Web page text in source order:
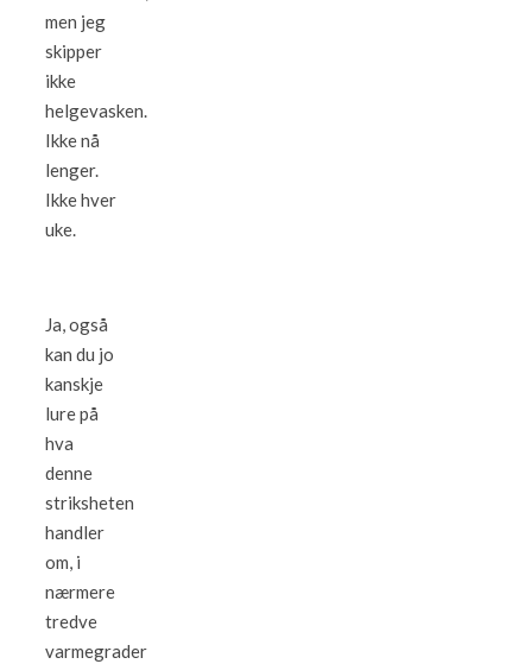
men jeg
skipper
ikke
helgevasken.
Ikke nå
lenger.
Ikke hver
uke.
Ja, også
kan du jo
kanskje
lure på
hva
denne
striksheten
handler
om, i
nærmere
tredve
varmegrader